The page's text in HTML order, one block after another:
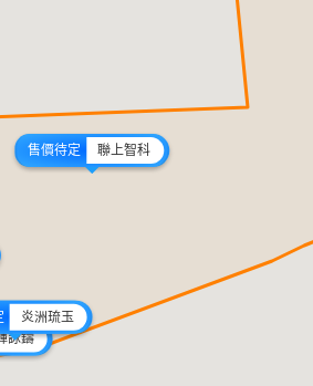
售價待定 聯上智科
詠鑄
炎洲琉玉